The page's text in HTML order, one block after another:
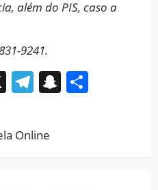
além do PIS, caso a
9241.
X Telegram
Snapchat